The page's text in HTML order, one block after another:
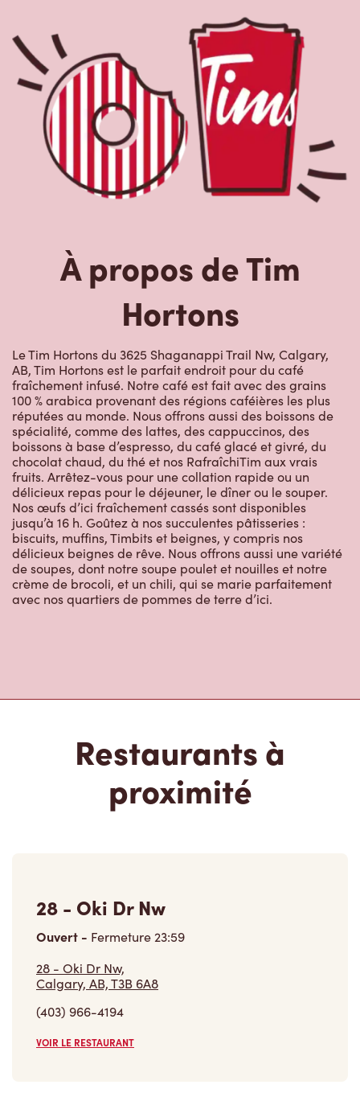
À propos de Tim
Hortons
Le Tim Hortons du 3625 Shaganappi Trail Nw, Calgary,
AB, Tim Hortons est le parfait endroit pour du café
fraîchement infusé. Notre café est fait avec des grains
100 % arabica provenant des régions caféières les plus
réputées au monde. Nous offrons aussi des boissons de
spécialité, comme des lattes, des cappuccinos, des
boissons à base d’espresso, du café glacé et givré, du
chocolat chaud, du thé et nos RafraîchiTim aux vrais
fruits. Arrêtez-vous pour une collation rapide ou un
délicieux repas pour le déjeuner, le dîner ou le souper.
Nos œufs d’ici fraîchement cassés sont disponibles
jusqu’à 16 h. Goûtez à nos succulentes pâtisseries :
biscuits, muffins, Timbits et beignes, y compris nos
délicieux beignes de rêve. Nous offrons aussi une variété
de soupes, dont notre soupe poulet et nouilles et notre
crème de brocoli, et un chili, qui se marie parfaitement
avec nos quartiers de pommes de terre d’ici.
Restaurants à
proximité
28 - Oki Dr Nw
Ouvert - Fermeture23:59
28 - Oki Dr Nw,
Calgary, AB, T3B 6A8
(403) 966-4194
VOIR LE RESTAURANT